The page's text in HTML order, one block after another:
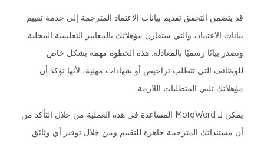
قد يتضمن التحقق تقديم بيانات الاعتماد المترجمة إلى خدمة تقييم
بيانات الاعتماد، والتي ستقارن مؤهلاتك بالمعايير التعليمية المحلية
وتصدر بيانًا رسميًا بالمعادلة. هذه الخطوة مهمة بشكل خاص
للوظائف التي تتطلب تراخيص أو شهادات مهنية، لأنها تؤكد أن
مؤهلاتك تلبي المتطلبات اللازمة.
يمكن لـ MotaWord المساعدة في هذه العملية من خلال التأكد من
أن مستنداتك المترجمة جاهزة للتقييم ومن خلال توفير أي وثائق